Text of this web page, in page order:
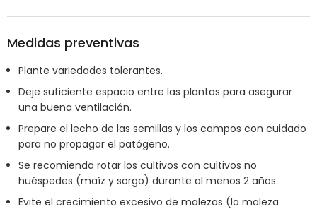
Medidas preventivas
Plante variedades tolerantes.
Deje suficiente espacio entre las plantas para asegurar
una buena ventilación.
Prepare el lecho de las semillas y los campos con cuidado
para no propagar el patógeno.
Se recomienda rotar los cultivos con cultivos no
huéspedes (maíz y sorgo) durante al menos 2 años.
Evite el crecimiento excesivo de malezas (la maleza